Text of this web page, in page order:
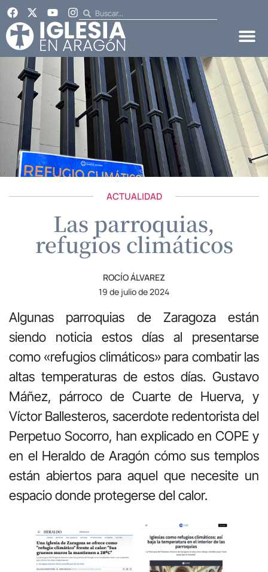
ACTUALIDAD
Las parroquias,
refugios climáticos
ROCÍO ÁLVAREZ
19 de julio de 2024
Algunas parroquias de Zaragoza están
siendo noticia estos días al presentarse
como «refugios climáticos» para combatir las
altas temperaturas de estos días. Gustavo
Máñez, párroco de Cuarte de Huerva, y
Víctor Ballesteros, sacerdote redentorista del
Perpetuo Socorro, han explicado en COPE y
en el Heraldo de Aragón cómo sus templos
están abiertos para aquel que necesite un
espacio donde protegerse del calor.